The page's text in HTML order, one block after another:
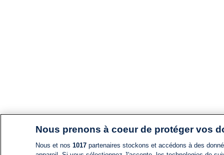
Nous prenons à coeur de protéger vos
Nous et nos 1017partenaires stockons et accédons à des